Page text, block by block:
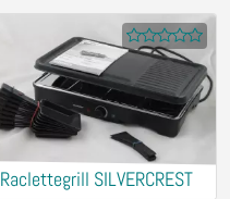
Raclettegrill SILVERCREST